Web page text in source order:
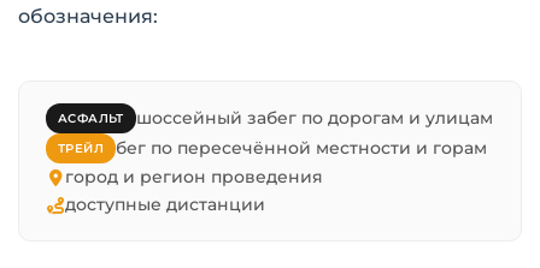
обозначения:
АСФАЛЬТ шоссейный забег по дорогам и улицам
ТРЕЙЛ
бег по пересечённой местности и горам
город и регион проведения
доступные дистанции